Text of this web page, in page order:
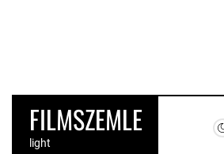
FILMSZEMLE
light